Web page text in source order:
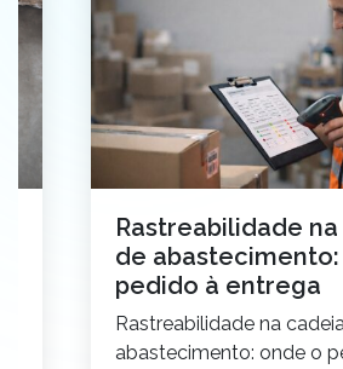
Rastreabilidade
de
pedido à entrega
Rastreabilidade na
abastecimento: onde o